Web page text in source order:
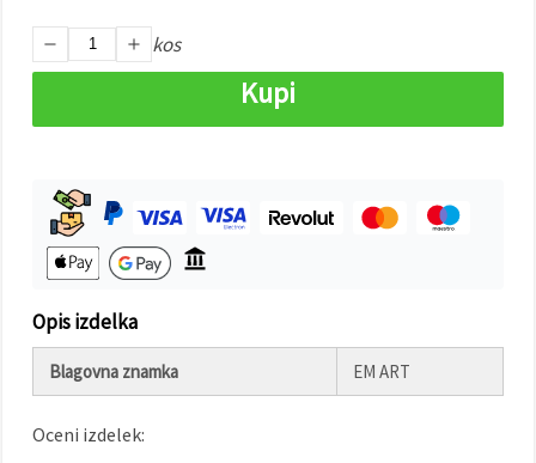
kos
Kupi
Opis izdelka
Blagovna znamka EM ART
Oceni izdelek: